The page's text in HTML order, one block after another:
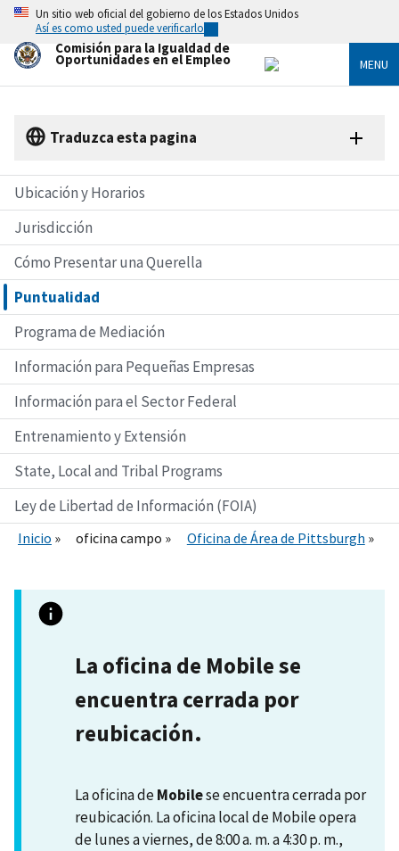
Skip
main
content
Un sitio web oficial del gobierno de los Estados Unidos
Así es como usted puede verificarlo
Comisión para la Igualdad de
Oportunidades en el Empleo MENU
Traduzca esta pagina
Ubicación y Horarios
Jurisdicción
Cómo Presentar una Querella
Puntualidad
Programa de Mediación
Información para Pequeñas Empresas
Información para el Sector Federal
Entrenamiento y Extensión
State, Local and Tribal Programs
Ley de Libertad de Información (FOIA)
Inicio oficina campo Oficina de Área de Pittsburgh
La oficina de Mobile se
encuentra cerrada por
reubicación.
La oficina deMobilese encuentra cerrada por
reubicación. La oficina local de Mobile opera
de lunes a viernes, de 8:00 a. m. a 4:30 p. m.,